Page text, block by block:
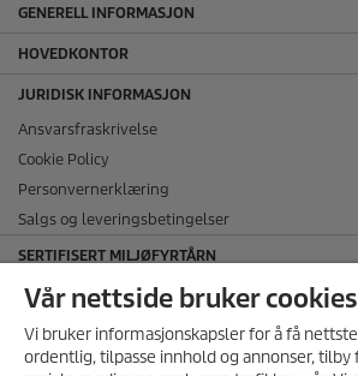
GENERELL INFORMASJON
HOVEDKONTOR
JURIDISK INFORMASJON
Ansvarsfraskrivelse
Cookie Policy
Personvernerklæring
Salgs og leveringsbetingelser
SERTIFISERT MILJØFYRTÅRN
FØLG OSS I SOSIALE MEDIER
Vår nettside bruker cookies
Vi bruker informasjonskapsler for å få
ordentlig, tilpasse innhold og annonser,